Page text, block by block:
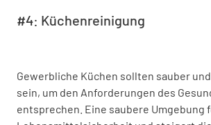
#4: Küchenreinigung
Gewerbliche Küchen sollten sauber
sein, um den Anforderungen des
entsprechen. Eine saubere Umgebung